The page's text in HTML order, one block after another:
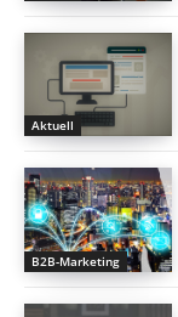
Aktuell
B2B-Marketing